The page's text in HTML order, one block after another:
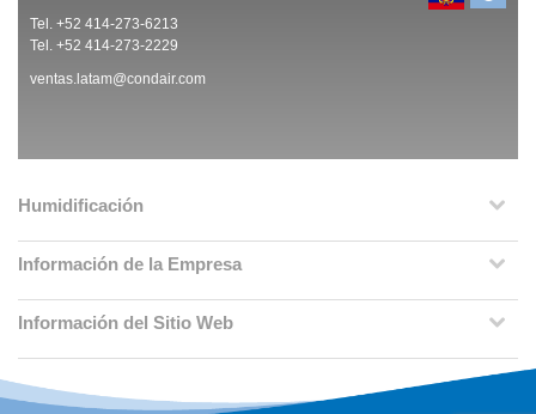
Tel. +52 414-273-6213
Tel. +52 414-273-2229
ventas.latam@condair.com
Humidificación
Información de la Empresa
Información del Sitio Web